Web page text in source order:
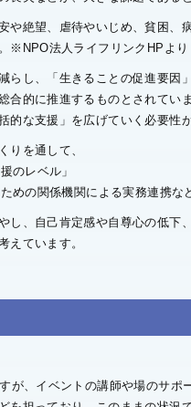
絶望、虐待やいじめ、貧困
※NPO法人ライフリンクHPより
らし、「生きることの促進要
合的に推進するものとされて
な支援」を広げていく必要性
りを通して、
のレベル」
の関係機関による実務連携な
し、自己肯定感や自尊心の低
えています。
が、イベントの講師や場のサ